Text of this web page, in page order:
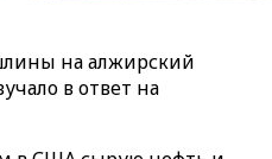
на алжирский
в ответ на